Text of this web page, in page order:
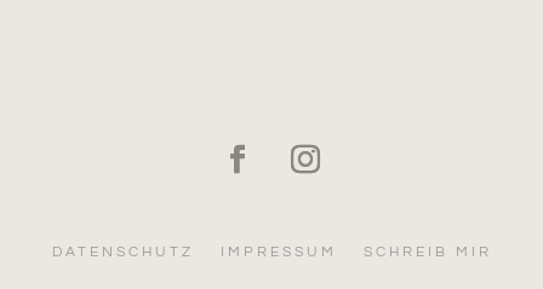
DATENSCHUTZ IMPRESSUM SCHREIB MIR